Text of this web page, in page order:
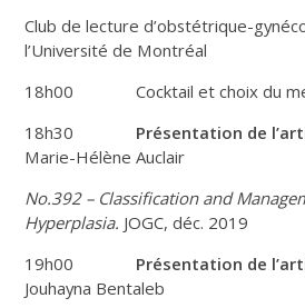
Club de lecture d’obstétrique-
l’Université de Montréal
18h00 Cocktail et choix du
18h30 Présentation de
Marie-Hélène Auclair
No.392 – Classification and
Hyperplasia. JOGC, déc. 2019
19h00 Présentation de
Jouhayna Bentaleb